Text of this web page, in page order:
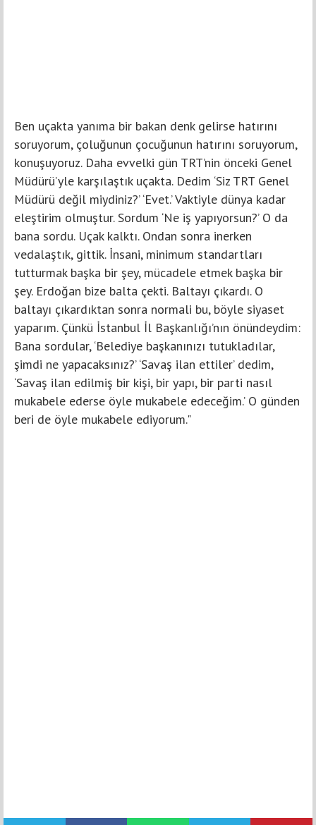
Ben uçakta yanıma bir bakan denk gelirse hatırını
soruyorum, çoluğunun çocuğunun hatırını soruyorum,
konuşuyoruz. Daha evvelki gün TRT’nin önceki Genel
Müdürü’yle karşılaştık uçakta. Dedim ‘Siz TRT Genel
Müdürü değil miydiniz?’ ‘Evet.’ Vaktiyle dünya kadar
eleştirim olmuştur. Sordum ‘Ne iş yapıyorsun?’ O da
bana sordu. Uçak kalktı. Ondan sonra inerken
vedalaştık, gittik. İnsani, minimum standartları
tutturmak başka bir şey, mücadele etmek başka bir
şey. Erdoğan bize balta çekti. Baltayı çıkardı. O
baltayı çıkardıktan sonra normali bu, böyle siyaset
yaparım. Çünkü İstanbul İl Başkanlığı’nın önündeydim:
Bana sordular, ‘Belediye başkanınızı tutukladılar,
şimdi ne yapacaksınız?’ ‘Savaş ilan ettiler’ dedim,
‘Savaş ilan edilmiş bir kişi, bir yapı, bir parti nasıl
mukabele ederse öyle mukabele edeceğim.’ O günden
beri de öyle mukabele ediyorum."